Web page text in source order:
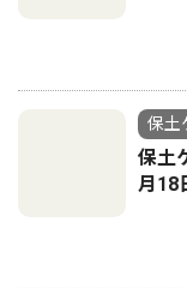
保土
保土
月18